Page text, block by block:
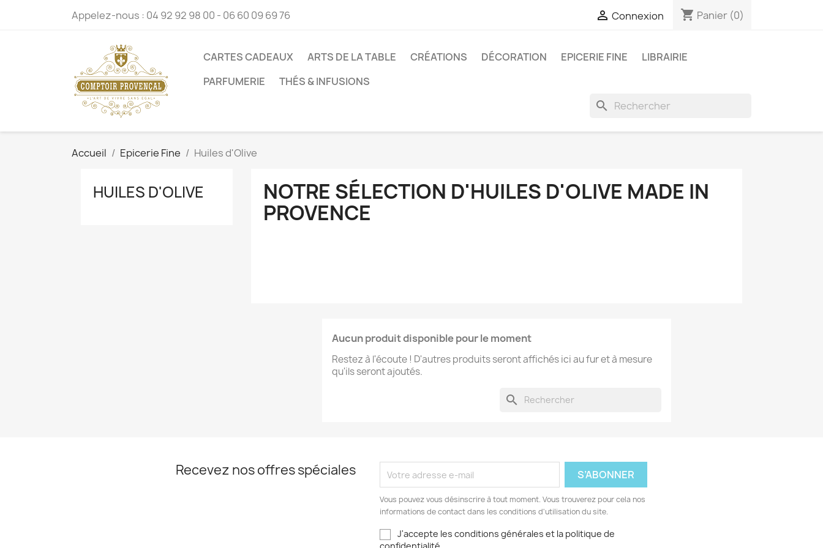
Appelez-nous : 04 92 92 98 00 - 06 60 09 69 76  Connexion shopping_cart Panier (0)
CARTES CADEAUX ARTS DE LA TABLE CRÉATIONS DÉCORATION EPICERIE FINE
LIBRAIRIE
PARFUMERIE
THÉS & INFUSIONS
search
Accueil Epicerie Fine Huiles d'Olive
HUILES D'OLIVE NOTRE SÉLECTION D'HUILES D'OLIVE MADE IN
PROVENCE
Aucun produit disponible pour le moment
Restez à l'écoute ! D'autres produits seront affichés ici au fur et à mesure
qu'ils seront ajoutés.
search
Recevez nos offres spéciales
Vous pouvez vous désinscrire à tout moment. Vous trouverez pour cela nos
informations de contact dans les conditions d'utilisation du site.
J'accepte les conditions générales et la politique de